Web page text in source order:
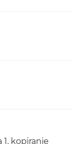
1, kopiranje